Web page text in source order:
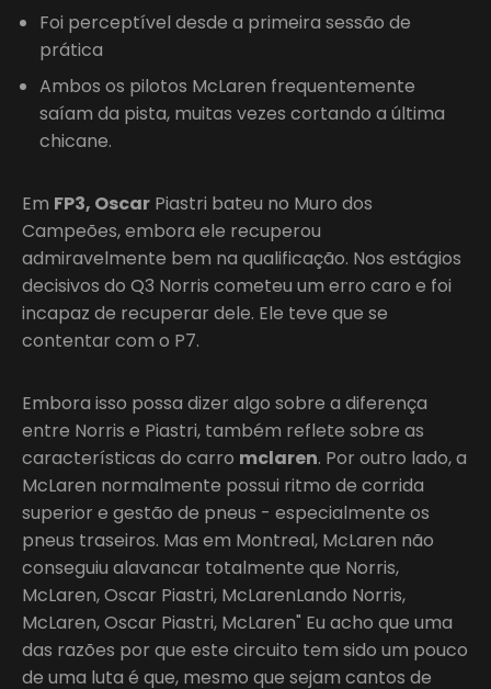
Foi perceptível desde a primeira sessão de
prática
Ambos os pilotos McLaren frequentemente
saíam da pista, muitas vezes cortando a última
chicane.
Em FP3, Oscar Piastri bateu no Muro dos
Campeões, embora ele recuperou
admiravelmente bem na qualificação. Nos estágios
decisivos do Q3 Norris cometeu um erro caro e foi
incapaz de recuperar dele. Ele teve que se
contentar com o P7.
Embora isso possa dizer algo sobre a diferença
entre Norris e Piastri, também reflete sobre as
características do carro mclaren. Por outro lado, a
McLaren normalmente possui ritmo de corrida
superior e gestão de pneus - especialmente os
pneus traseiros. Mas em Montreal, McLaren não
conseguiu alavancar totalmente que Norris,
McLaren, Oscar Piastri, McLarenLando Norris,
McLaren, Oscar Piastri, McLaren" Eu acho que uma
das razões por que este circuito tem sido um pouco
de uma luta é que, mesmo que sejam cantos de